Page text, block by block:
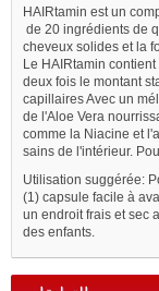
HAIRtamin est un
de 20 ingrédients de
cheveux solides et la
Le HAIRtamin
deux fois le montant
capillaires Avec un
de l'Aloe Vera
comme la Niacine et
sains de l'intérieur.
Utilisation suggérée:
(1) capsule facile à
un endroit frais et sec
des enfants.